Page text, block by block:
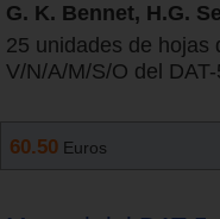
G. K. Bennet, H.G.
25 unidades de hojas
V/N/A/M/S/O del DAT-
60.50 Euros